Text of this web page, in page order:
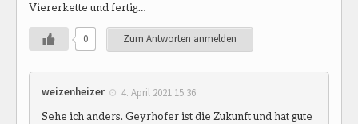
Viererkette und fertig…
0 Zum Antworten anmelden
weizenheizer 4. April 2021 15:36
Sehe ich anders. Geyrhofer ist die Zukunft und hat gute